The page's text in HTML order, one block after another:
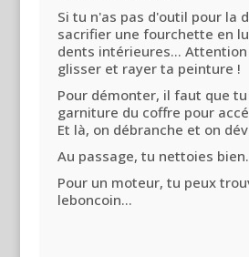
Si tu n'as pas d'outil pour la
sacrifier une fourchette en
dents intérieures... Attention
glisser et rayer ta peinture !
Pour démonter, il faut que
garniture du coffre pour
Et là, on débranche et on
Au passage, tu nettoies bien.
Pour un moteur, tu peux
leboncoin...